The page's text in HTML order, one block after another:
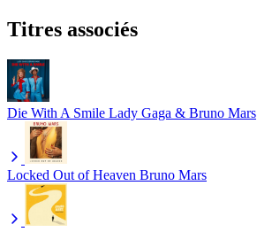
Titres associés
Die With A Smile Lady Gaga & Bruno Mars
Locked Out of Heaven Bruno Mars